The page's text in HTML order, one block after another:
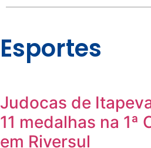
Esportes
Judocas de
11 medalhas na 1ª
em Riversul